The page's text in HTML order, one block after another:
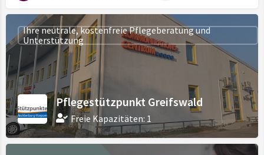
Pflegestützpunkt Greifswald
Freie Kapazitäten: 1
Ihre neutrale, kostenfreie Pflegeberatung und
Unterstützung